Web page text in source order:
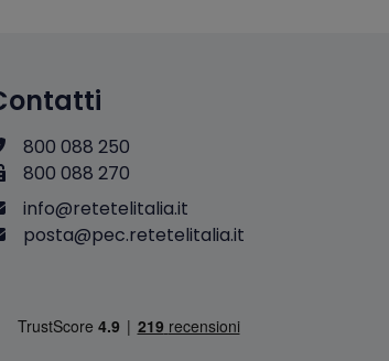
800 088 250
800 088 270
info@retetelitalia.it
posta@pec.retetelitalia.it